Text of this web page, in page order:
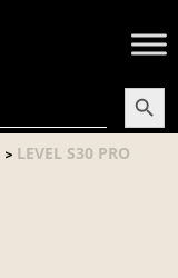
Search
> LEVEL S30 PRO